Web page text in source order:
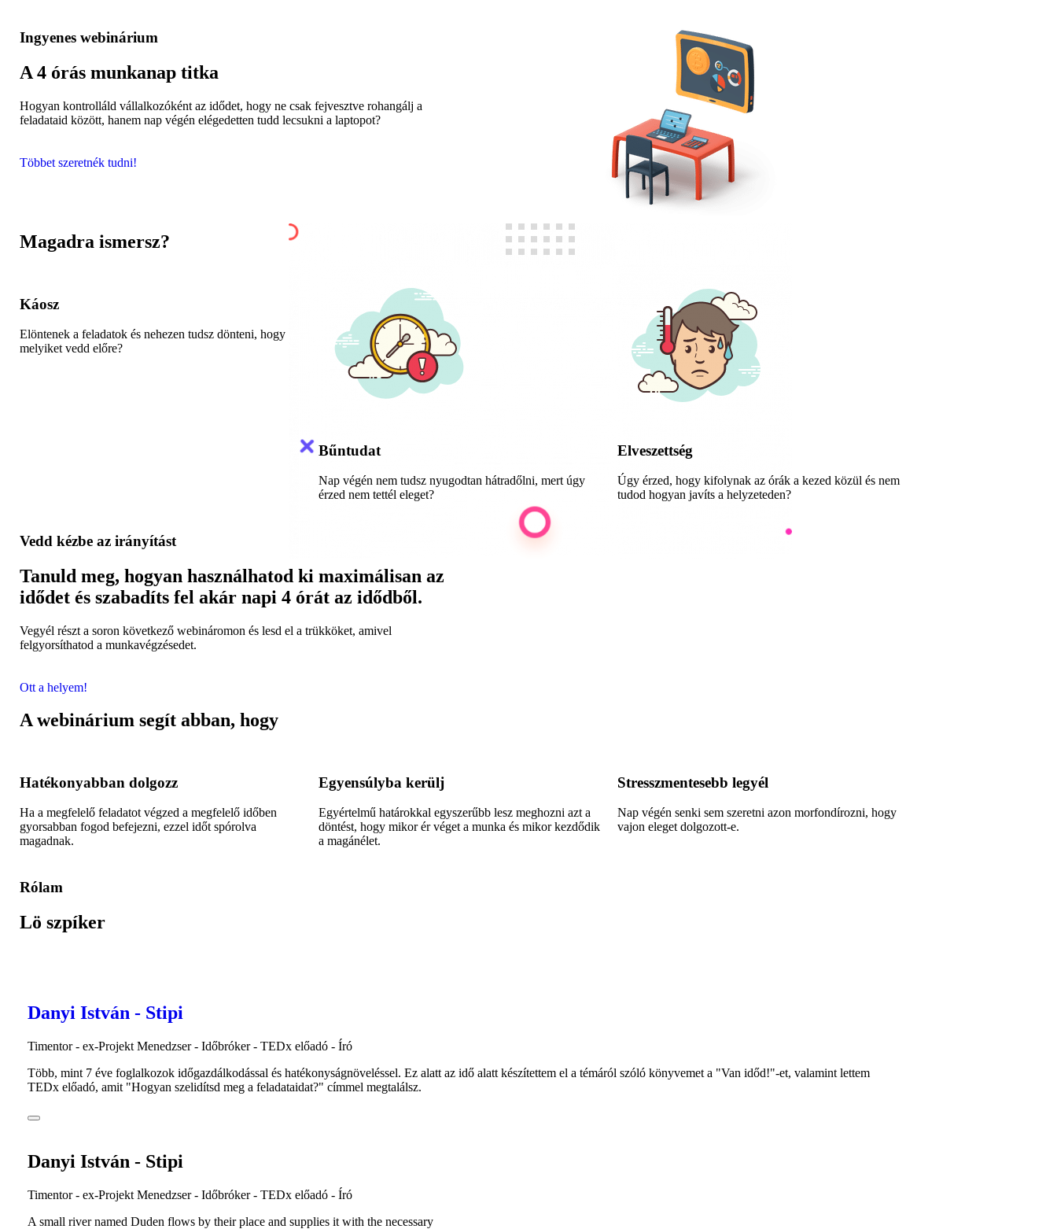
Ingyenes webinárium
A 4 órás munkanap titka
Hogyan kontrolláld vállalkozóként az idődet, hogy ne csak fejvesztve rohangálj a
feladataid között, hanem nap végén elégedetten tudd lecsukni a laptopot?
Többet szeretnék tudni!
Magadra ismersz?
Káosz
Elöntenek a feladatok és nehezen tudsz dönteni, hogy
melyiket vedd előre?
Bűntudat
Nap végén nem tudsz nyugodtan hátradőlni, mert úgy
érzed nem tettél eleget?
Elveszettség
Úgy érzed, hogy kifolynak az órák a kezed közül és nem
tudod hogyan javíts a helyzeteden?
Vedd kézbe az irányítást
Tanuld meg, hogyan használhatod ki maximálisan az
idődet és szabadíts fel akár napi 4 órát az idődből.
Vegyél részt a soron következő webináromon és lesd el a trükköket, amivel
felgyorsíthatod a munkavégzésedet.
Ott a helyem!
A webinárium segít abban, hogy
Hatékonyabban dolgozz
Ha a megfelelő feladatot végzed a megfelelő időben
gyorsabban fogod befejezni, ezzel időt spórolva
magadnak.
Egyensúlyba kerülj
Egyértelmű határokkal egyszerűbb lesz meghozni azt a
döntést, hogy mikor ér véget a munka és mikor kezdődik
a magánélet.
Stresszmentesebb legyél
Nap végén senki sem szeretni azon morfondírozni, hogy
vajon eleget dolgozott-e.
Rólam
Lö szpíker
Danyi István - Stipi
Timentor - ex-Projekt Menedzser - Időbróker - TEDx előadó - Író
Több, mint 7 éve foglalkozok időgazdálkodással és hatékonyságnöveléssel. Ez alatt az idő alatt készítettem el a témáról szóló könyvemet a "Van időd!"-et, valamint lettem
TEDx előadó, amit "Hogyan szelidítsd meg a feladataidat?" címmel megtalálsz.
Danyi István - Stipi
Timentor - ex-Projekt Menedzser - Időbróker - TEDx előadó - Író
A small river named Duden flows by their place and supplies it with the necessary